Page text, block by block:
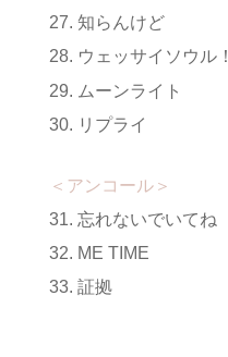
知らんけど
ウェッサイソウル！
ムーンライト
リプライ
＜アンコール＞
忘れないでいてね
ME TIME
証拠